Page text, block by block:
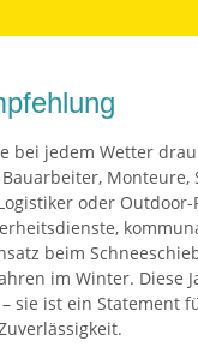
bei jedem Wetter
Monteure,
oder Outdoor-
beim
im Winter. Diese
sie ist ein Statement